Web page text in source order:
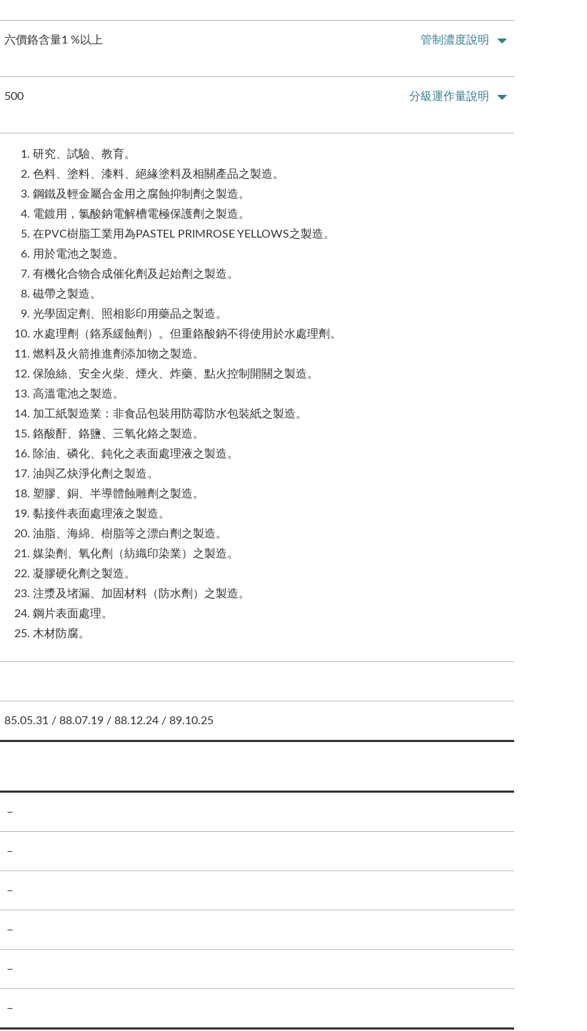
六價鉻含量1 %以上 管制濃度說明
500 分級運作量說明
研究、試驗、教育。
色料、塗料、漆料、絕緣塗料及相關產品之製造。
鋼鐵及輕金屬合金用之腐蝕抑制劑之製造。
電鍍用，氯酸鈉電解槽電極保護劑之製造。
在PVC樹脂工業用為PASTEL PRIMROSE YELLOWS之製造。
用於電池之製造。
有機化合物合成催化劑及起始劑之製造。
磁帶之製造。
光學固定劑、照相影印用藥品之製造。
水處理劑（鉻系緩蝕劑）。但重鉻酸鈉不得使用於水處理劑。
燃料及火箭推進劑添加物之製造。
保險絲、安全火柴、煙火、炸藥、點火控制開關之製造。
高溫電池之製造。
加工紙製造業：非食品包裝用防霉防水包裝紙之製造。
鉻酸酐、鉻鹽、三氧化鉻之製造。
除油、磷化、鈍化之表面處理液之製造。
油與乙炔淨化劑之製造。
塑膠、銅、半導體蝕雕劑之製造。
黏接件表面處理液之製造。
油脂、海綿、樹脂等之漂白劑之製造。
媒染劑、氧化劑（紡織印染業）之製造。
凝膠硬化劑之製造。
注漿及堵漏、加固材料（防水劑）之製造。
鋼片表面處理。
木材防腐。
85.05.31 / 88.07.19 / 88.12.24 / 89.10.25
－
－
－
－
－
－